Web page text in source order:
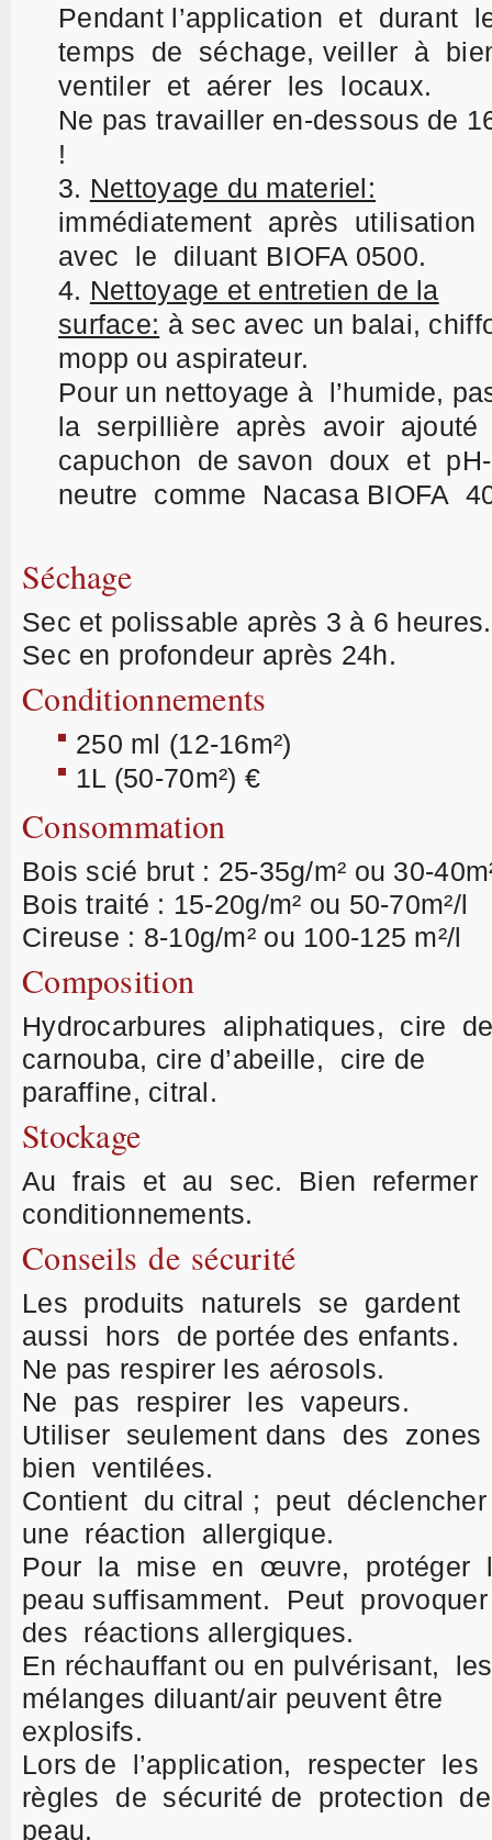
Pendant l’application et durant
temps de séchage, veiller à
ventiler et aérer les locaux.
Ne pas travailler en-dessous de
!
Nettoyage du materiel:
immédiatement après utilisation
avec le diluant BIOFA 0500.
Nettoyage et entretien de la
surface: à sec avec un balai,
mopp ou aspirateur.
Pour un nettoyage à l’humide,
la serpillière après avoir
capuchon de savon doux et pH-
neutre comme Nacasa BIOFA
Séchage
Sec et polissable après 3 à 6 heures.
Sec en profondeur après 24h.
Conditionnements
250 ml (12-16m²)
1L (50-70m²) €
Consommation
Bois scié brut : 25-35g/m² ou 30-
Bois traité : 15-20g/m² ou 50-70m²/l
Cireuse : 8-10g/m² ou 100-125 m²/l
Composition
Hydrocarbures aliphatiques, cire
carnouba, cire d’abeille, cire de
paraffine, citral.
Stockage
Au frais et au sec. Bien refermer
conditionnements.
Conseils de sécurité
Les produits naturels se gardent
aussi hors de portée des enfants.
Ne pas respirer les aérosols.
Ne pas respirer les vapeurs.
Utiliser seulement dans des zones
bien ventilées.
Contient du citral ; peut
une réaction allergique.
Pour la mise en œuvre, protéger
peau suffisamment. Peut
des réactions allergiques.
En réchauffant ou en pulvérisant, les
mélanges diluant/air peuvent être
explosifs.
Lors de l’application, respecter les
règles de sécurité de protection
peau.